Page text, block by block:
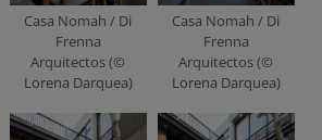
Casa Nomah / Di
Frenna
Arquitectos (©
Lorena Darquea)
Casa Nomah / Di
Frenna
Arquitectos (©
Lorena Darquea)